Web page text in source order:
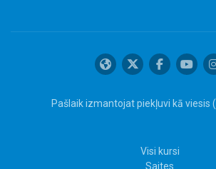
Pašlaik izmantojat piekļuvi kā viesis (
Visi kursi
Saites